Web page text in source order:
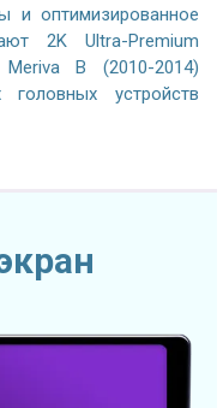
и оптимизированное
2K Ultra-Premium
B (2010-2014)
устройств